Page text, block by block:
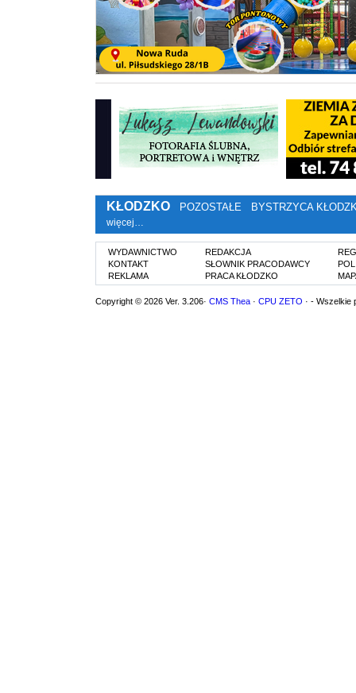
KŁODZKO POZOSTAŁE BYSTRZYCA
więcej…
WYDAWNICTWO
KONTAKT
REKLAMA
REDAKCJA
SŁOWNIK PRACODAWCY
PRACA KŁODZKO
Copyright © 2026 Ver. 3.206· CMS Thea · CPU ZETO · - Wszelkie